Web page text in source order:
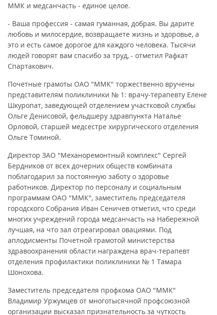
ММК и медсанчасть - единое целое.
- Ваша профессия - самая гуманная, добрая. Вы дарите
любовь и милосердие, возвращаете жизнь и здоровье, а
это и есть самое дорогое для каждого человека. Тысячи
людей говорят вам спасибо за труд, - отметил Рафкат
Спартакович.
Почетные грамоты ОАО "ММК" торжественно вручены
представителям поликлиники № 1: врачу-терапевту Елене
Шкуропат, заведующей отделением участковой службы
Ольге Денисовой, фельдшеру здравпункта Наталье
Орловой, старшей медсестре хирургического отделения
Ольге Томиной.
Директор ЗАО "Механоремонтный комплекс" Сергей
Бердников от всех дочерних обществ комбината
поблагодарил за постоянную заботу о здоровье
работников. Директор по персоналу и социальным
программам ОАО "ММК", заместитель председателя
городского Собрания Иван Сеничев отметил, что среди
многих учреждений города медсанчасть на Набережной
лучшая, на что зал отреагировал овациями. Под
аплодисменты Почетной грамотой министерства
здравоохранения области награждена врач-терапевт
отделения профилактики поликлиники № 1 Тамара
Шонохова.
Заместитель председателя профкома ОАО "ММК"
Владимир Уржумцев от многотысячной профсоюзной
организации высказал признательность за чуткость